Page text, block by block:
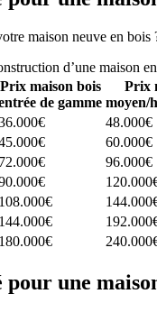
maison neuve en bois
d’une maison
Prix maison bois
de gamme
Prix
moyen/
48.000€
60.000€
72.000€
96.000€
108.000€
144.000€
180.000€
une